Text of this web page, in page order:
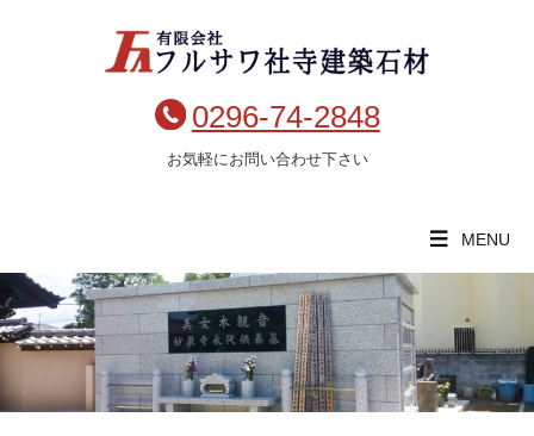
0296-74-2848
お気軽にお問い合わせ下さい
MENU